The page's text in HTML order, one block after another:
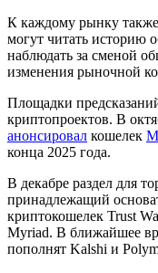
К каждому рынку
могут читать историю
наблюдать за сменой
изменения рыночной
Площадки
криптопроектов. В
анонсировал кошелек
конца 2025 года.
В декабре раздел для
принадлежащий
криптокошелек Trust
Myriad. В ближайшее
пополнят Kalshi и